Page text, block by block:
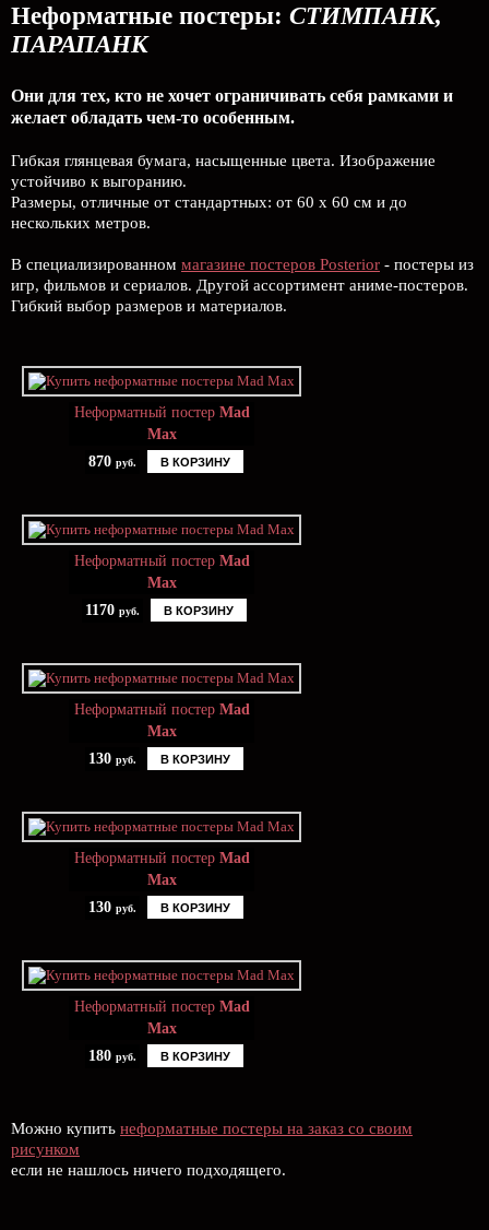
Неформатные постеры: СТИМПАНК,
ПАРАПАНК
Они для тех, кто не хочет ограничивать себя рамками и
желает обладать чем-то особенным.
Гибкая глянцевая бумага, насыщенные цвета. Изображение
устойчиво к выгоранию.
Размеры, отличные от стандартных: от 60 х 60 см и до
нескольких метров.
В специализированном магазине постеров Posterior - постеры из
игр, фильмов и сериалов. Другой ассортимент аниме-постеров.
Гибкий выбор размеров и материалов.
Неформатный постер Mad
Max
870 руб. В КОРЗИНУ
Неформатный постер Mad
Max
1170 руб. В КОРЗИНУ
Неформатный постер Mad
Max
130 руб. В КОРЗИНУ
Неформатный постер Mad
Max
130 руб. В КОРЗИНУ
Неформатный постер Mad
Max
180 руб. В КОРЗИНУ
Можно купить неформатные постеры на заказ со своим
рисунком
если не нашлось ничего подходящего.